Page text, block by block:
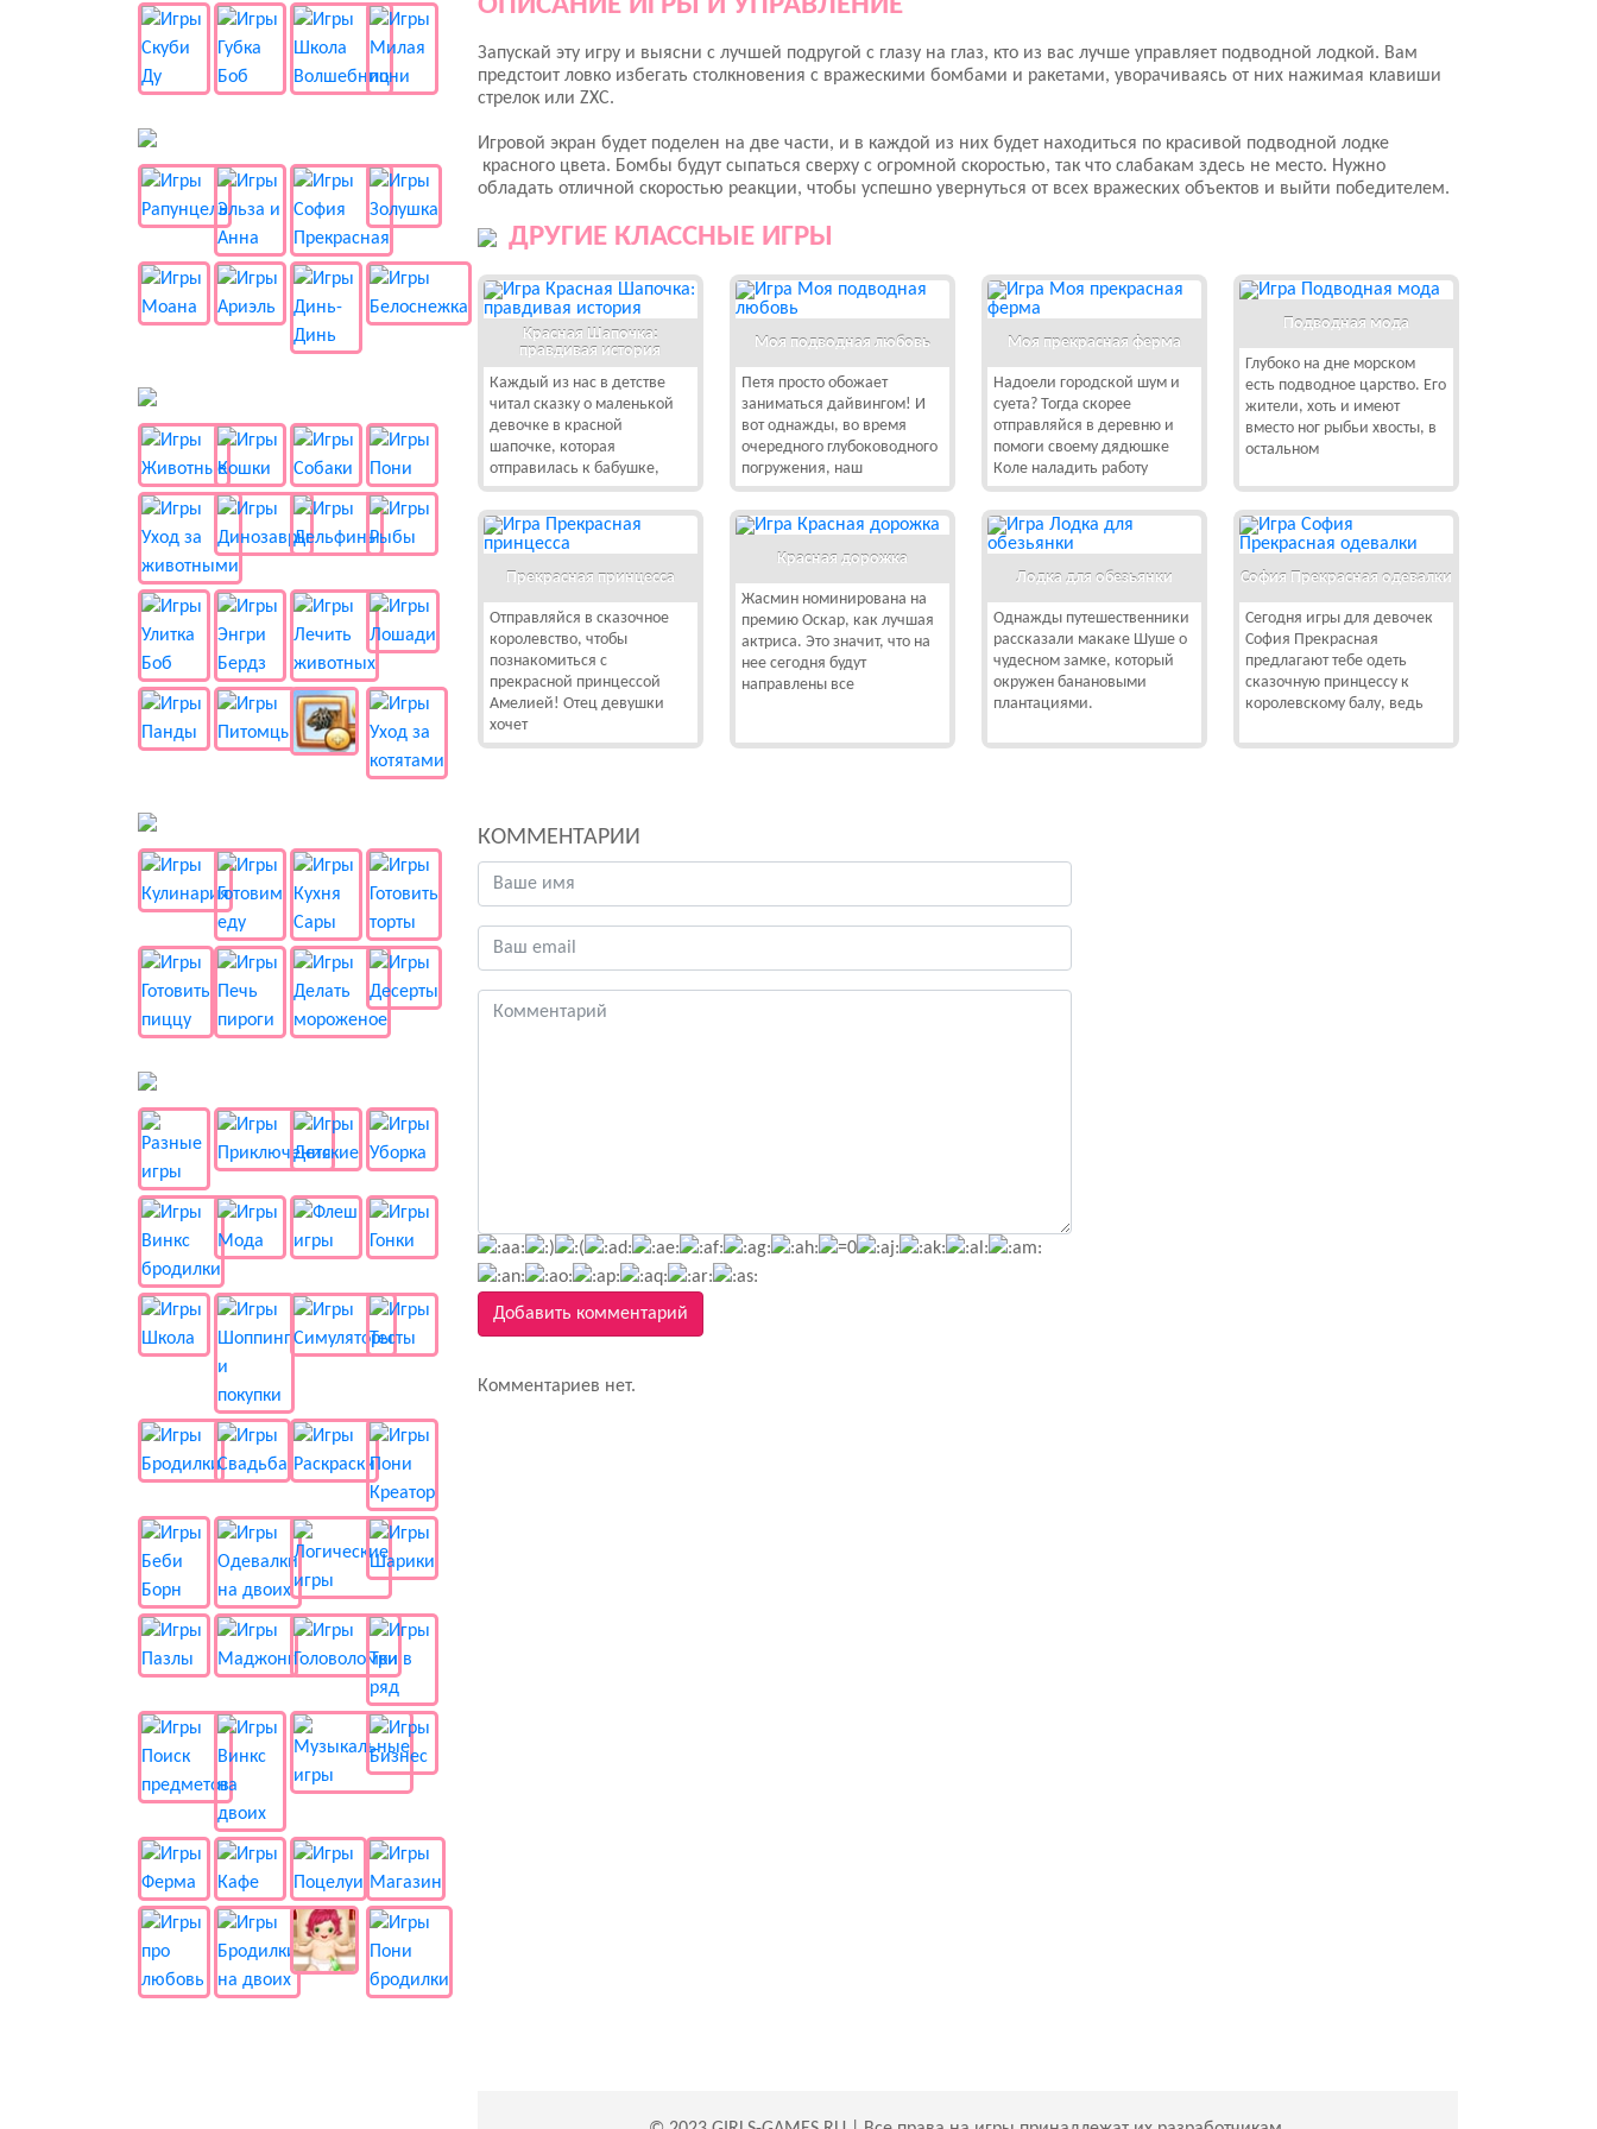
Запускай эту игру и выясни с лучшей подругой с глазу на глаз, кто из вас лучше управляет подводной лодкой. Вам
предстоит ловко избегать столкновения с вражескими бомбами и ракетами, уворачиваясь от них нажимая клавиши
стрелок или ZXC.
Игровой экран будет поделен на две части, и в каждой из них будет находиться по красивой подводной лодке
красного цвета. Бомбы будут сыпаться сверху с огромной скоростью, так что слабакам здесь не место. Нужно
обладать отличной скоростью реакции, чтобы успешно увернуться от всех вражеских объектов и выйти победителем.
ДРУГИЕ КЛАССНЫЕ ИГРЫ
Красная Шапочка:
правдивая история
Каждый из нас в детстве
читал сказку о маленькой
девочке в красной
шапочке, которая
отправилась к бабушке,
Моя подводная любовь
Петя просто обожает
заниматься дайвингом! И
вот однажды, во время
очередного глубоководного
погружения, наш
Моя прекрасная ферма
Надоели городской шум и
суета? Тогда скорее
отправляйся в деревню и
помоги своему дядюшке
Коле наладить работу
Подводная мода
Глубоко на дне морском
есть подводное царство. Его
жители, хоть и имеют
вместо ног рыбьи хвосты, в
остальном
Прекрасная принцесса
Отправляйся в сказочное
королевство, чтобы
познакомиться с
прекрасной принцессой
Амелией! Отец девушки
хочет
Красная дорожка
Жасмин номинирована на
премию Оскар, как лучшая
актриса. Это значит, что на
нее сегодня будут
направлены все
Лодка для обезьянки
Однажды путешественники
рассказали макаке Шуше о
чудесном замке, который
окружен банановыми
плантациями.
София Прекрасная одевалки
Сегодня игры для девочек
София Прекрасная
предлагают тебе одеть
сказочную принцессу к
королевскому балу, ведь
КОММЕНТАРИИ
Добавить комментарий
Комментариев нет.